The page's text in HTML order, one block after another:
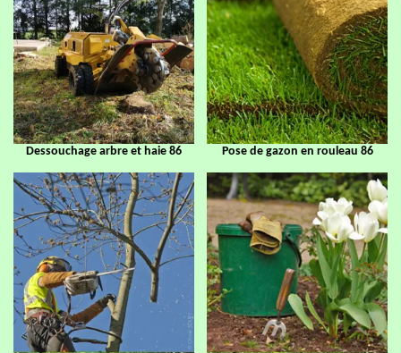
Dessouchage arbre et haie 86 Pose de gazon en rouleau 86